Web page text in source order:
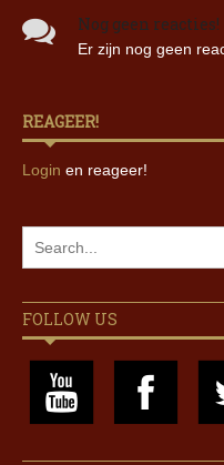
Nog geen reacties!
Er zijn nog geen
REAGEER!
Login en reageer!
FOLLOW US